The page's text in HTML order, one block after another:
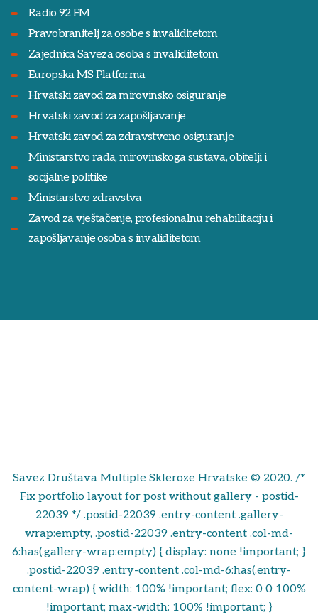
Radio 92 FM
Pravobranitelj za osobe s invaliditetom
Zajednica Saveza osoba s invaliditetom
Europska MS Platforma
Hrvatski zavod za mirovinsko osiguranje
Hrvatski zavod za zapošljavanje
Hrvatski zavod za zdravstveno osiguranje
Ministarstvo rada, mirovinskoga sustava, obitelji i
socijalne politike
Ministarstvo zdravstva
Zavod za vještačenje, profesionalnu rehabilitaciju i
zapošljavanje osoba s invaliditetom
Savez Društava Multiple Skleroze Hrvatske © 2020. /*
Fix portfolio layout for post without gallery - postid-
22039 */ .postid-22039 .entry-content .gallery-
wrap:empty, .postid-22039 .entry-content .col-md-
6:has(.gallery-wrap:empty) { display: none !important; }
.postid-22039 .entry-content .col-md-6:has(.entry-
content-wrap) { width: 100% !important; flex: 0 0 100%
!important; max-width: 100% !important; }